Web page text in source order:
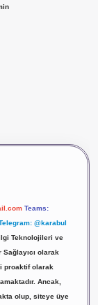
Teams:
@karabul
Teknolojileri ve
olarak
proaktif olarak
Ancak,
olup, siteye üye